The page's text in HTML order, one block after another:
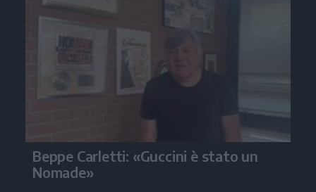
Beppe Carletti: «Guccini è stato un
Nomade»